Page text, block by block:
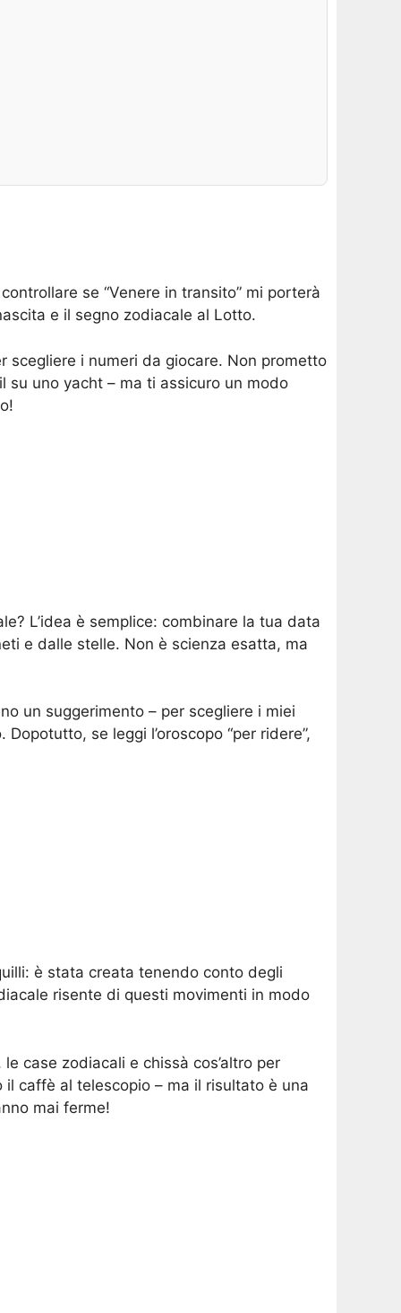
se “Venere in transito” mi porterà
e il segno zodiacale al Lotto.
scegliere i numeri da giocare. Non prometto
su uno yacht – ma ti assicuro un modo
L’idea è semplice: combinare la tua data
e dalle stelle. Non è scienza esatta, ma
un suggerimento – per scegliere i miei
se leggi l’oroscopo “per ridere”,
è stata creata tenendo conto degli
risente di questi movimenti in modo
case zodiacali e chissà cos’altro per
caffè al telescopio – ma il risultato è una
mai ferme!